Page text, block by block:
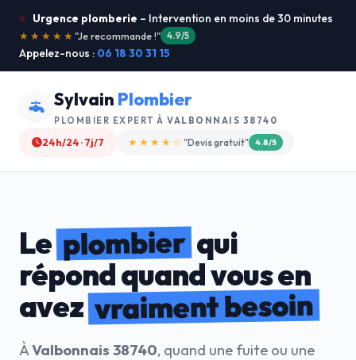
Urgence plomberie – Intervention en moins de 30 minutes
★★★★★"Service ultra rapide !" 5.0/5
Appelez-nous : 06 18 30 31 15
Sylvain Plombier
PLOMBIER EXPERT À VALBONNAIS 38740
24h/24 · 7j/7 ★★★★☆ "Devis gratuit" 4.8/5
Leplombierqui
répond quand vous en
avezvraiment besoin
ÀValbonnais 38740, quand une fuite ou une